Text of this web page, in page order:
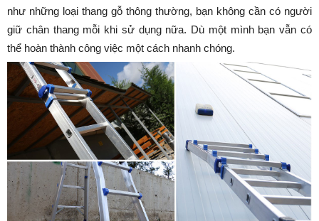
như những loại thang gỗ thông thường, bạn không cần có người
giữ chân thang mỗi khi sử dụng nữa. Dù một mình bạn vẫn có
thể hoàn thành công việc một cách nhanh chóng.